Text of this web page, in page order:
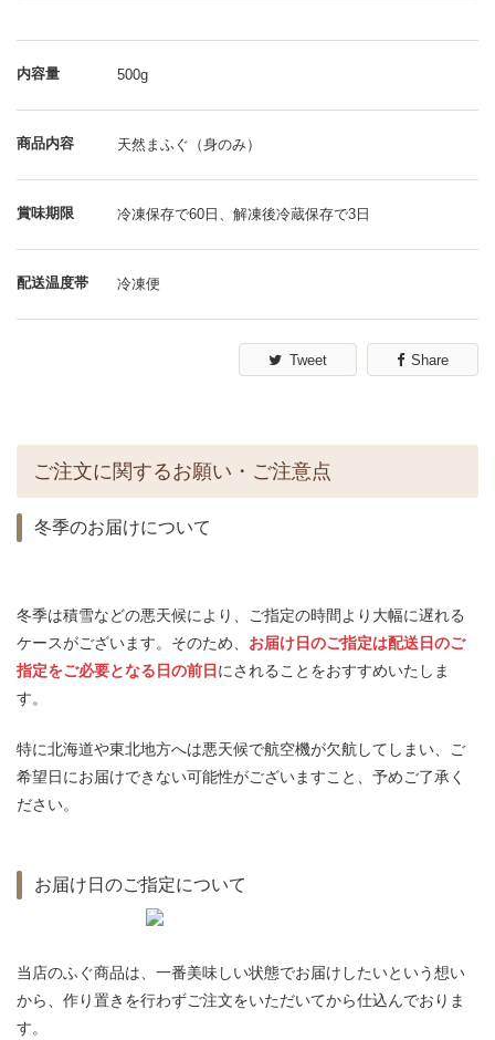
内容量 500g
商品内容 天然まふぐ（身のみ）
賞味期限 冷凍保存で60日、解凍後冷蔵保存で3日
配送温度帯 冷凍便
Tweet Share
ご注文に関するお願い・ご注意点
冬季のお届けについて
冬季は積雪などの悪天候により、ご指定の時間より大幅に遅れる
ケースがございます。そのため、 お届け日のご指定は配送日のご
指定をご必要となる日の前日 にされることをおすすめいたしま
す。
特に北海道や東北地方へは悪天候で航空機が欠航してしまい、ご
希望日にお届けできない可能性がございますこと、予めご了承く
ださい。
お届け日のご指定について
当店のふぐ商品は、一番美味しい状態でお届けしたいという想い
から、作り置きを行わずご注文をいただいてから仕込んでおりま
す。